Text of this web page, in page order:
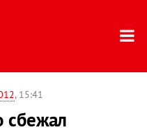
, 15:41
сбежал